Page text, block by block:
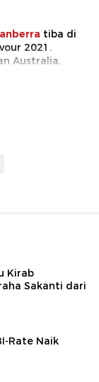
tiba di
2021.
Australia,
Nanggala.
Kirab
Sakanti dari
Rate Naik